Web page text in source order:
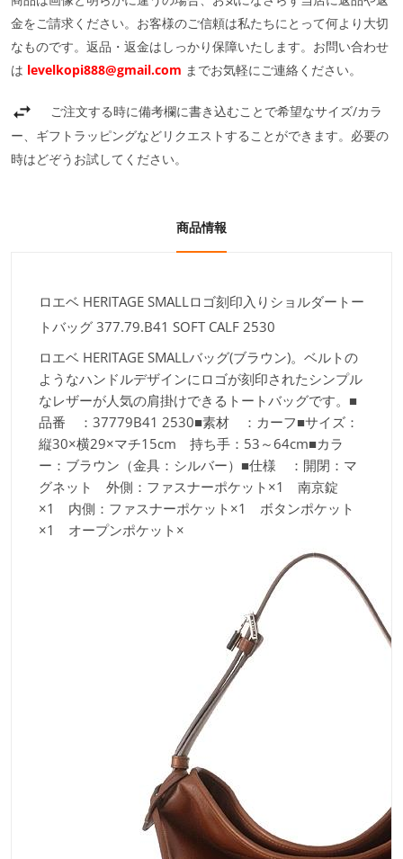
金をご請求ください。お客様のご信頼は私たちにとって何より大切
なものです。返品・返金はしっかり保障いたします。お問い合わせ
は levelkopi888@gmail.com までお気軽にご連絡ください。
ご注文する時に備考欄に書き込むことで希望なサイズ/カラ
ー、ギフトラッピングなどリクエストすることができます。必要の
時はどぞうお試してください。
商品情報
ロエベ HERITAGE SMALLロゴ刻印入りショルダートー
トバッグ 377.79.B41 SOFT CALF 2530
ロエベ HERITAGE SMALLバッグ(ブラウン)。ベルトの
ようなハンドルデザインにロゴが刻印されたシンプル
なレザーが人気の肩掛けできるトートバッグです。■
品番 ：37779B41 2530■素材 ：カーフ■サイズ：
縦30×横29×マチ15cm 持ち手：53～64cm■カラ
ー：ブラウン（金具：シルバー）■仕様 ：開閉：マ
グネット 外側：ファスナーポケット×1 南京錠
×1 内側：ファスナーポケット×1 ボタンポケット
×1 オープンポケット×